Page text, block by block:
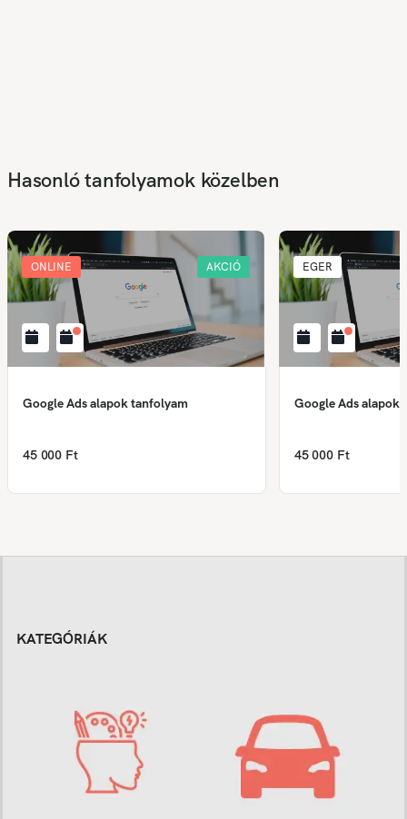
Hasonló tanfolyamok közelben
ONLINE AKCIÓ
Google Ads alapok tanfolyam
45 000 Ft
EGER
Google Ads alapok
45 000 Ft
KATEGÓRIÁK